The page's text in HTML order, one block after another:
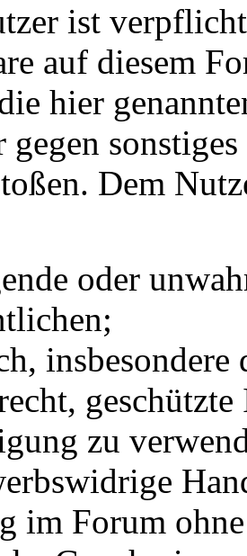
ist
auf diesem
hier
gegen
Dem
oder
geschützte
zu
im Forum